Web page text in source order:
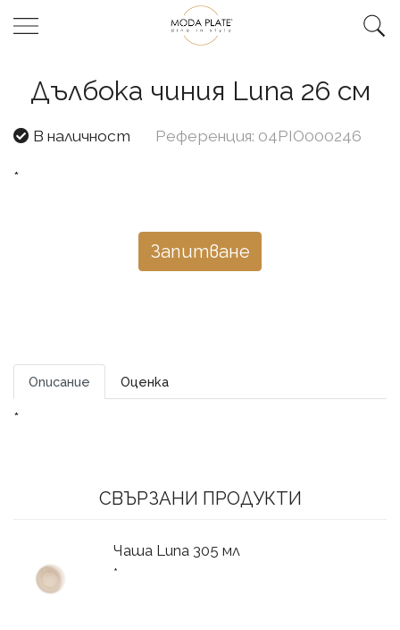
Дълбока чиния Luna 26 см
В наличност Референция: 04PIO000246
*
Запитване
Описание Оценка
*
СВЪРЗАНИ ПРОДУКТИ
Чаша Luna 305 мл
*